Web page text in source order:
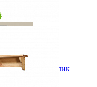
KAE3
купить в 1 клик